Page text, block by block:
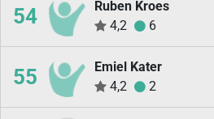
54
Ruben Kroes
4,2
6
55
Emiel Kater
4,2
2